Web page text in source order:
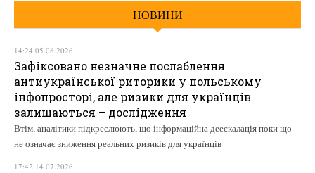
НОВИНИ
14:24 05.08.2026
Зафіксовано незначне послаблення
антиукраїнської риторики у польському
інфопросторі, але ризики для українців
залишаються – дослідження
Втім, аналітики підкреслюють, що інформаційна деескалація поки що
не означає зниження реальних ризиків для українців
17:42 14.07.2026